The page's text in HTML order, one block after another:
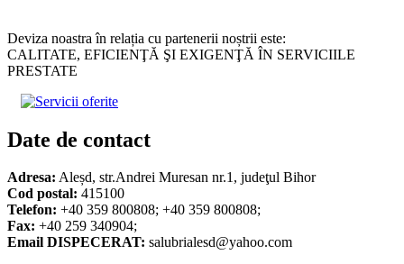
Deviza noastra în relația cu partenerii noștrii este:
CALITATE, EFICIENŢĂ ŞI EXIGENŢĂ ÎN SERVICIILE
PRESTATE
Date de contact
Adresa: Aleșd, str.Andrei Muresan nr.1, judeţul Bihor
Cod postal: 415100
Telefon: +40 359 800808; +40 359 800808;
Fax: +40 259 340904;
Email DISPECERAT: salubrialesd@yahoo.com